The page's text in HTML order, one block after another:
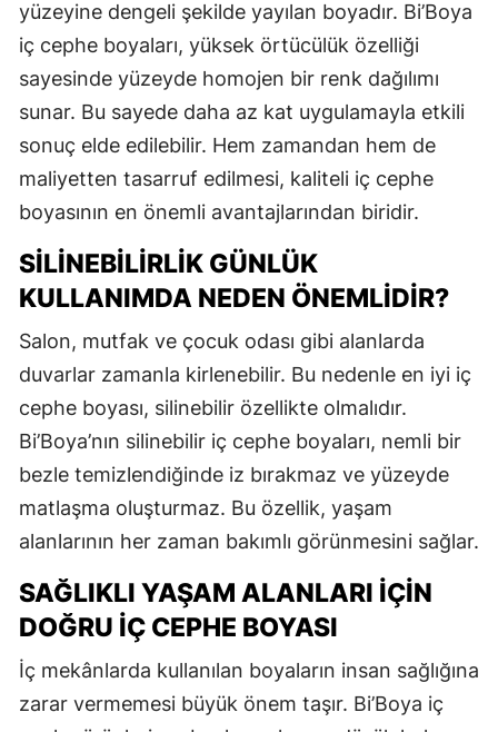
yüzeyine dengeli şekilde yayılan boyadır. Bi’Boya
iç cephe boyaları, yüksek örtücülük özelliği
sayesinde yüzeyde homojen bir renk dağılımı
sunar. Bu sayede daha az kat uygulamayla etkili
sonuç elde edilebilir. Hem zamandan hem de
maliyetten tasarruf edilmesi, kaliteli iç cephe
boyasının en önemli avantajlarından biridir.
SILINEBILIRLIK GÜNLÜK
KULLANIMDA NEDEN ÖNEMLIDIR?
Salon, mutfak ve çocuk odası gibi alanlarda
duvarlar zamanla kirlenebilir. Bu nedenle en iyi iç
cephe boyası, silinebilir özellikte olmalıdır.
Bi’Boya’nın silinebilir iç cephe boyaları, nemli bir
bezle temizlendiğinde iz bırakmaz ve yüzeyde
matlaşma oluşturmaz. Bu özellik, yaşam
alanlarının her zaman bakımlı görünmesini sağlar.
SAĞLIKLI YAŞAM ALANLARI İÇIN
DOĞRU İÇ CEPHE BOYASI
İç mekânlarda kullanılan boyaların insan sağlığına
zarar vermemesi büyük önem taşır. Bi’Boya iç